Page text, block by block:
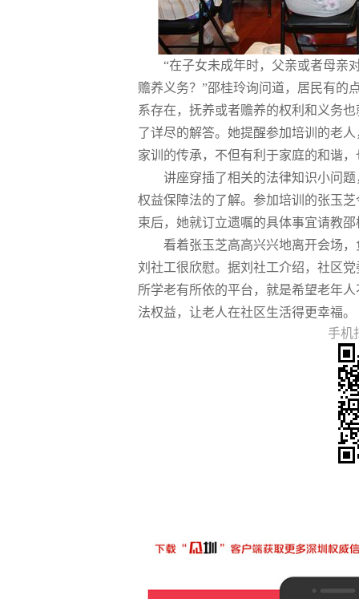
“在子女未成年时，父亲或者母亲
赡养义务？”邵桂玲询问道，居民有的
系存在，抚养或者赡养的权利和义务
了详尽的解答。她提醒参加培训的老
家训的传承，不但有利于家庭的和谐
讲座穿插了相关的法律知识小问
权益保障法的了解。参加培训的张玉
束后，她就订立遗嘱的具体事宜请教邵
看着张玉芝高高兴兴地离开会场
刘社工很欣慰。据刘社工介绍，社区
所学老有所依的平台，就是希望老年
法权益，让老人在社区生活得更幸福。
手机